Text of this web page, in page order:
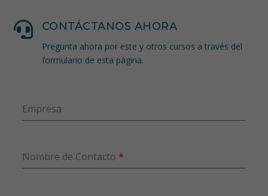
 CONTÁCTANOS AHORA
Pregunta ahora por este y otros cursos a través del
formulario de esta página.
Empresa
Nombre de Contacto *